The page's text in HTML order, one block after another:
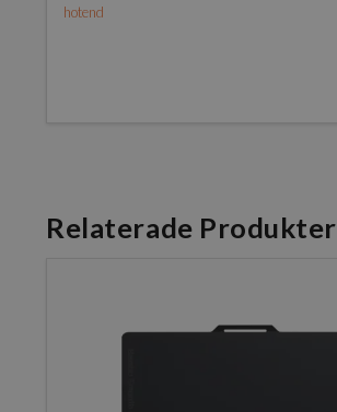
hotend
Relaterade Produkter